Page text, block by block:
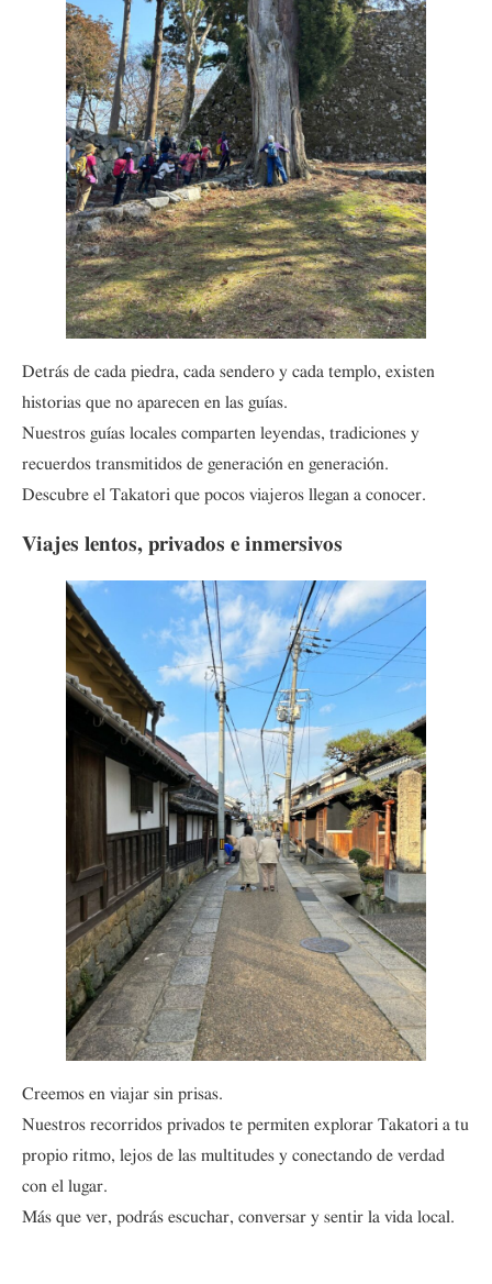
Detrás de cada piedra, cada sendero y cada templo, existen
historias que no aparecen en las guías.
Nuestros guías locales comparten leyendas, tradiciones y
recuerdos transmitidos de generación en generación.
Descubre el Takatori que pocos viajeros llegan a conocer.
Viajes lentos, privados e inmersivos
Creemos en viajar sin prisas.
Nuestros recorridos privados te permiten explorar Takatori a tu
propio ritmo, lejos de las multitudes y conectando de verdad
con el lugar.
Más que ver, podrás escuchar, conversar y sentir la vida local.